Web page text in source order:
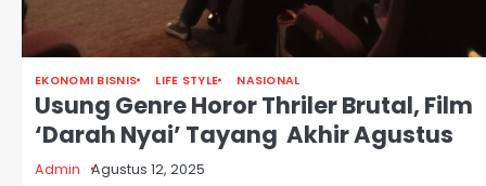
EKONOMI BISNIS LIFE STYLE NASIONAL
Usung Genre Horor Thriler Brutal, Film
‘Darah Nyai’ Tayang Akhir Agustus
Admin Agustus 12, 2025